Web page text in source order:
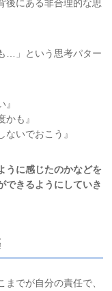
後にある非合理的な思
…」という思考パター
かも』
ないでおこう』
うに感じたのかなどを
できるようにしていき
までが自分の責任で、